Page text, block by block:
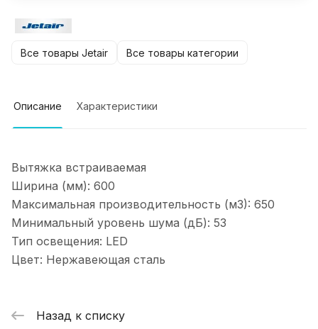
Все товары Jetair Все товары категории
Описание Характеристики
Вытяжка встраиваемая
Ширина (мм): 600
Максимальная производительность (м3): 650
Минимальный уровень шума (дБ): 53
Тип освещения: LED
Цвет: Нержавеющая сталь
Назад к списку